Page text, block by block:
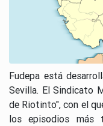
Fudepa está
Sevilla. El Sindicato
de Riotinto", con el
los episodios más